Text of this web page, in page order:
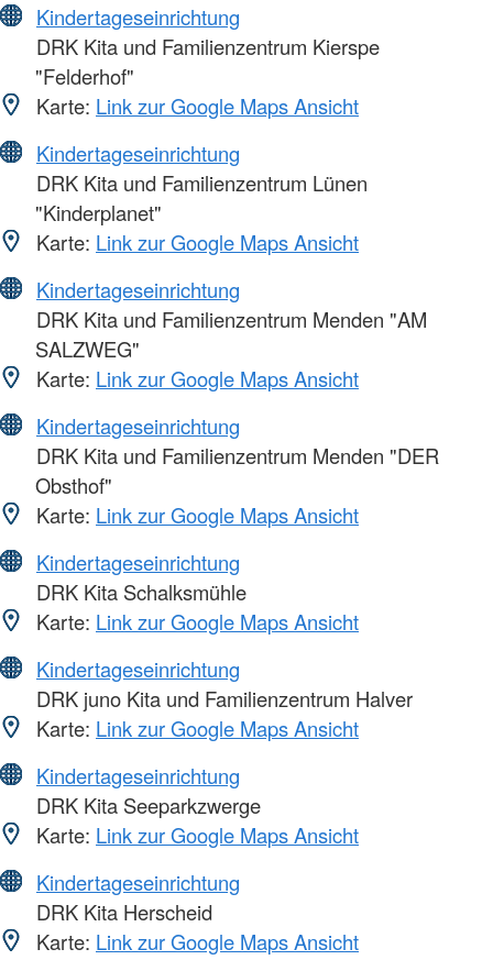
Kindertageseinrichtung
DRK Kita und Familienzentrum Kierspe
"Felderhof"
Karte: Link zur Google Maps Ansicht
Kindertageseinrichtung
DRK Kita und Familienzentrum Lünen
"Kinderplanet"
Karte: Link zur Google Maps Ansicht
Kindertageseinrichtung
DRK Kita und Familienzentrum Menden "AM
SALZWEG"
Karte: Link zur Google Maps Ansicht
Kindertageseinrichtung
DRK Kita und Familienzentrum Menden "DER
Obsthof"
Karte: Link zur Google Maps Ansicht
Kindertageseinrichtung
DRK Kita Schalksmühle
Karte: Link zur Google Maps Ansicht
Kindertageseinrichtung
DRK juno Kita und Familienzentrum Halver
Karte: Link zur Google Maps Ansicht
Kindertageseinrichtung
DRK Kita Seeparkzwerge
Karte: Link zur Google Maps Ansicht
Kindertageseinrichtung
DRK Kita Herscheid
Karte: Link zur Google Maps Ansicht